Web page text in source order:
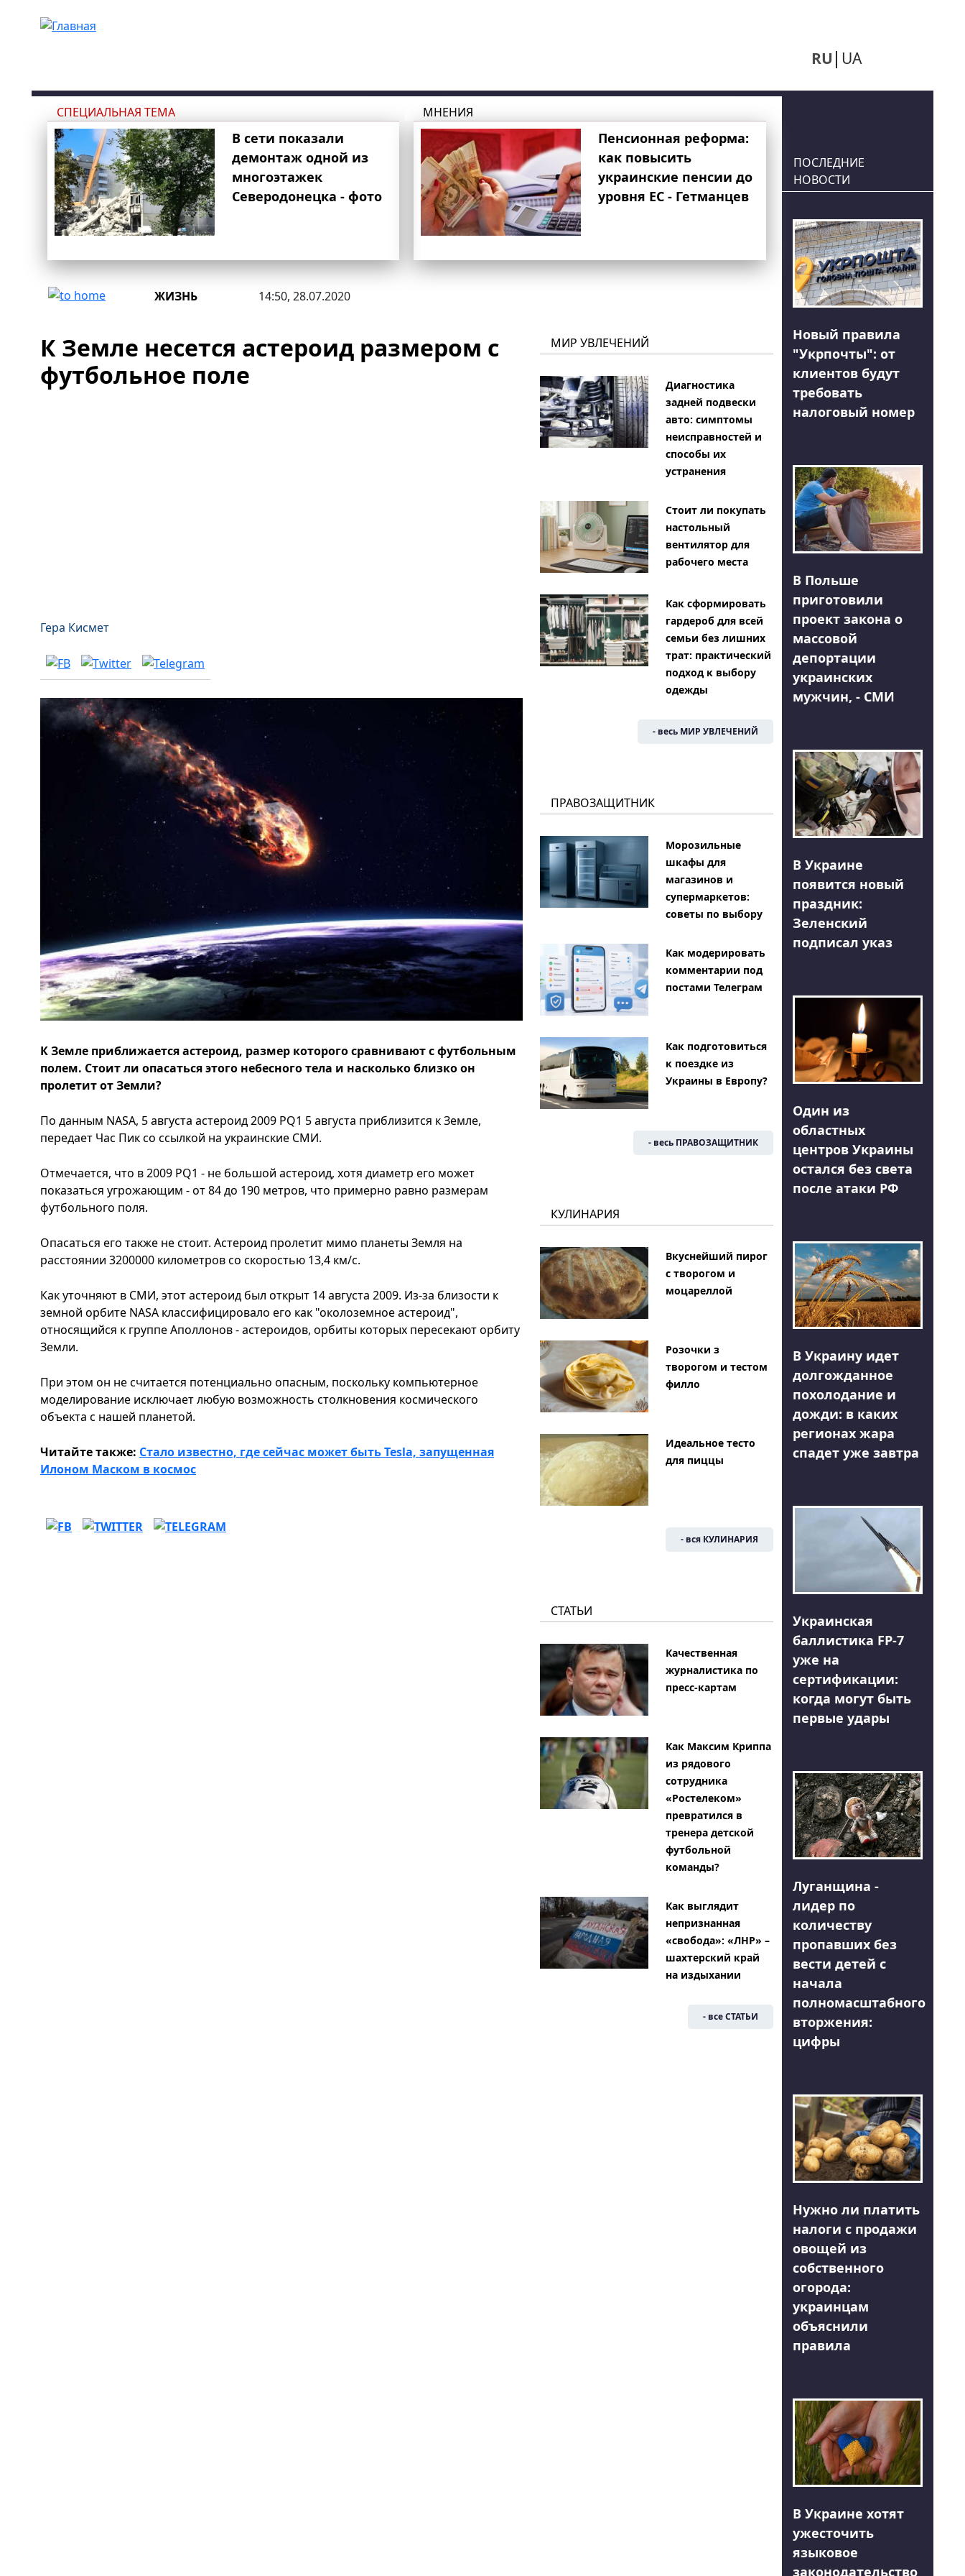
RU UA
СПЕЦИАЛЬНАЯ ТЕМА
В сети показали
демонтаж одной из
многоэтажек
Северодонецка - фото
МНЕНИЯ
Пенсионная реформа:
как повысить
украинские пенсии до
уровня ЕС - Гетманцев
ЖИЗНЬ 14:50, 28.07.2020
К Земле несется астероид размером с
футбольное поле
Гера Кисмет
К Земле приближается астероид, размер которого сравнивают с футбольным
полем. Стоит ли опасаться этого небесного тела и насколько близко он
пролетит от Земли?
По данным NASA, 5 августа астероид 2009 PQ1 5 августа приблизится к Земле,
передает Час Пик со ссылкой на украинские СМИ.
Отмечается, что в 2009 PQ1 - не большой астероид, хотя диаметр его может
показаться угрожающим - от 84 до 190 метров, что примерно равно размерам
футбольного поля.
Опасаться его также не стоит. Астероид пролетит мимо планеты Земля на
расстоянии 3200000 километров со скоростью 13,4 км/c.
Как уточняют в СМИ, этот астероид был открыт 14 августа 2009. Из-за близости к
земной орбите NASA классифицировало его как "околоземное астероид",
относящийся к группе Аполлонов - астероидов, орбиты которых пересекают орбиту
Земли.
При этом он не считается потенциально опасным, поскольку компьютерное
моделирование исключает любую возможность столкновения космического
объекта с нашей планетой.
Читайте также: Стало известно, где сейчас может быть Tesla, запущенная
Илоном Маском в космос
МИР УВЛЕЧЕНИЙ
Диагностика
задней подвески
авто: симптомы
неисправностей и
способы их
устранения
Стоит ли покупать
настольный
вентилятор для
рабочего места
Как сформировать
гардероб для всей
семьи без лишних
трат: практический
подход к выбору
одежды
- весь МИР УВЛЕЧЕНИЙ
ПРАВОЗАЩИТНИК
Морозильные
шкафы для
магазинов и
супермаркетов:
советы по выбору
Как модерировать
комментарии под
постами Телеграм
Как подготовиться
к поездке из
Украины в Европу?
- весь ПРАВОЗАЩИТНИК
КУЛИНАРИЯ
Вкуснейший пирог
с творогом и
моцареллой
Розочки з
творогом и тестом
филло
Идеальное тесто
для пиццы
- вся КУЛИНАРИЯ
СТАТЬИ
Качественная
журналистика по
пресс-картам
Как Максим Криппа
из рядового
сотрудника
«Ростелеком»
превратился в
тренера детской
футбольной
команды?
Как выглядит
непризнанная
«свобода»: «ЛНР» –
шахтерский край
на издыхании
- все СТАТЬИ
ПОСЛЕДНИЕ
НОВОСТИ
Новый правила
"Укрпочты": от
клиентов будут
требовать
налоговый номер
В Польше
приготовили
проект закона о
массовой
депортации
украинских
мужчин, - СМИ
В Украине
появится новый
праздник:
Зеленский
подписал указ
Один из
областных
центров Украины
остался без света
после атаки РФ
В Украину идет
долгожданное
похолодание и
дожди: в каких
регионах жара
спадет уже завтра
Украинская
баллистика FP-7
уже на
сертификации:
когда могут быть
первые удары
Луганщина -
лидер по
количеству
пропавших без
вести детей с
начала
полномасштабного
вторжения:
цифры
Нужно ли платить
налоги с продажи
овощей из
собственного
огорода:
украинцам
объяснили
правила
В Украине хотят
ужесточить
языковое
законодательство